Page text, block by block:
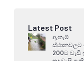
Latest Post
ඇතැම්
ස්ථානවලට
200ට වැඩි